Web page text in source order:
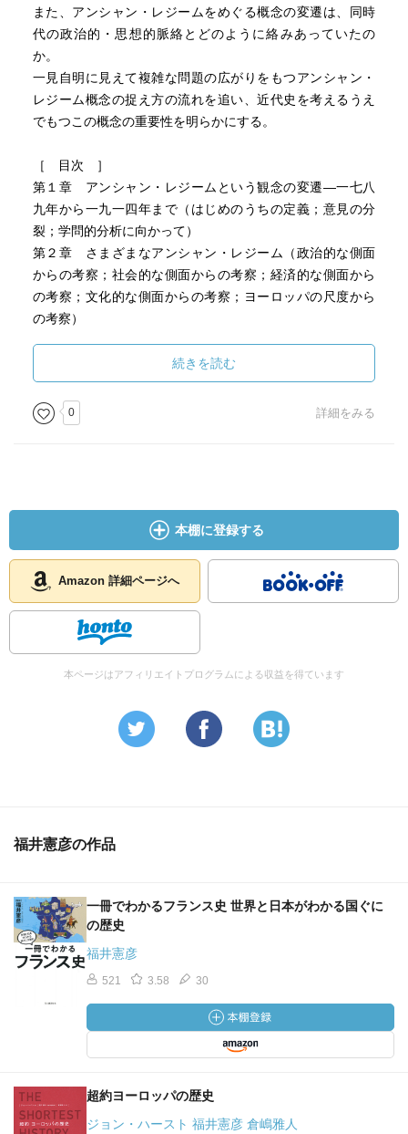
また、アンシャン・レジームをめぐる概念の変遷は、同時
代の政治的・思想的脈絡とどのように絡みあっていたの
か。
一見自明に見えて複雑な問題の広がりをもつアンシャン・
レジーム概念の捉え方の流れを追い、近代史を考えるうえ
でもつこの概念の重要性を明らかにする。
［ 目次 ］
第１章 アンシャン・レジームという観念の変遷―一七八
九年から一九一四年まで（はじめのうちの定義；意見の分
裂；学問的分析に向かって）
第２章 さまざまなアンシャン・レジーム（政治的な側面
からの考察；社会的な側面からの考察；経済的な側面から
の考察；文化的な側面からの考察；ヨーロッパの尺度から
の考察）
ームの開始期について；アンシャン・レジームの終了期に
ついて）
［ ＰＯＰ ］
☆☆☆☆☆☆☆ おすすめ度
☆☆☆☆☆☆☆ 文章
☆☆☆☆☆☆☆ ストーリー
☆☆☆☆☆☆☆ メッセージ性
☆☆☆☆☆☆☆ 冒険性
☆☆☆☆☆☆☆ 読後の個人的な満足度
共感度（空振り三振・一部・参った！）
［ 関連図書 ］
続きを読む
0 詳細をみる
本棚に登録する
Amazon 詳細ページへ
本ページはアフィリエイトプログラムによる収益を得ています
福井憲彦の作品
一冊でわかるフランス史 世界と日本がわかる国ぐに
の歴史
福井憲彦
521 3.58 30
超約ヨーロッパの歴史
ジョン・ハースト 福井憲彦 倉嶋雅人